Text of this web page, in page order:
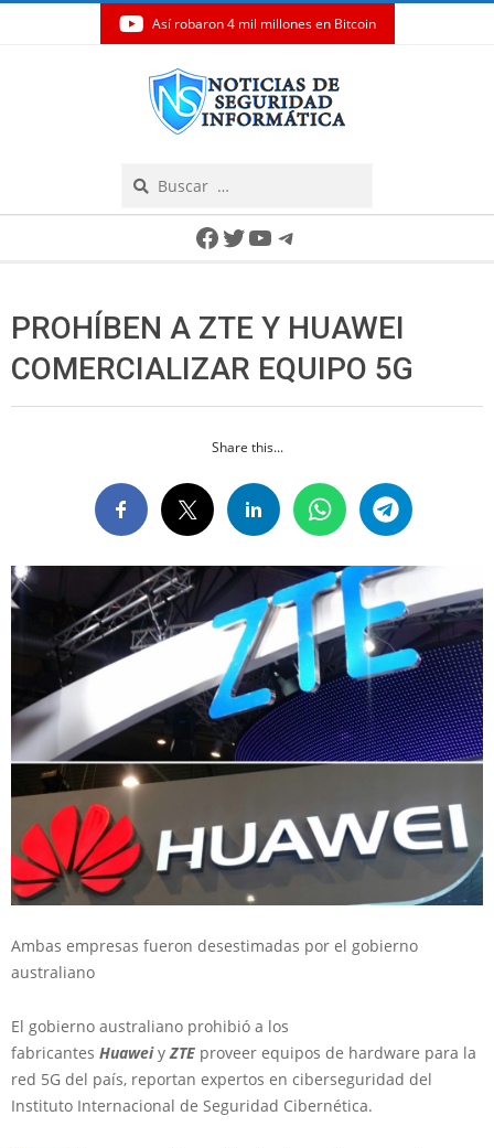
Así robaron 4 mil millones en Bitcoin
Facebook
Twitter
YouTube
Telegram
PROHÍBEN A ZTE Y HUAWEI
COMERCIALIZAR EQUIPO 5G
Share this...
Ambas empresas fueron desestimadas por el gobierno
australiano
El gobierno australiano prohibió a los
fabricantes HuaweiyZTE proveer equipos de hardware para la
red 5G del país, reportan expertos en ciberseguridad del
Instituto Internacional de Seguridad Cibernética.